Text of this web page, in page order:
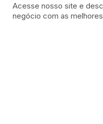
Acesse nosso site e
negócio com as